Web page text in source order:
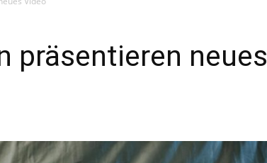
präsentieren neues